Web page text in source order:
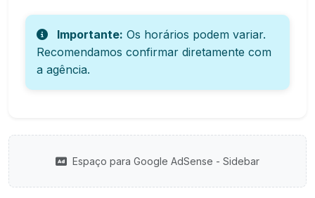
Importante: Os horários podem variar.
Recomendamos confirmar diretamente com
a agência.
Espaço para Google AdSense - Sidebar